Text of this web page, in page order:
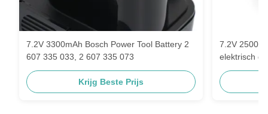
7.2V 3300mAh Bosch Power Tool Battery 2
607 335 033, 2 607 335 073
Krijg Beste Prijs
7.2V
elektrisch
607 335 032